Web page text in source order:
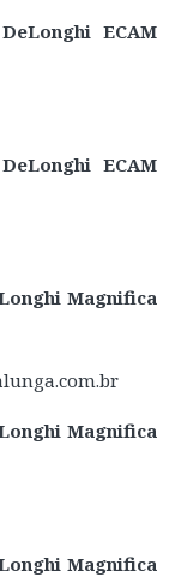
ECAM
ECAM
Magnifica
Magnifica
Magnifica